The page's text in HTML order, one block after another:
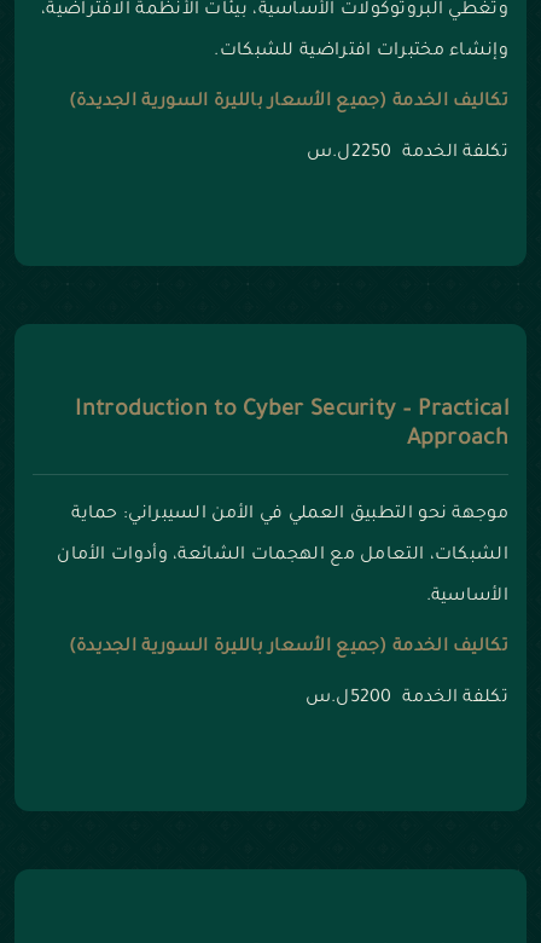
وتغطي البروتوكولات الأساسية، بيئات الأنظمة الافتراضية،
وإنشاء مختبرات افتراضية للشبكات.
تكاليف الخدمة (جميع الأسعار بالليرة السورية الجديدة)
تكلفة الخدمة 2250ل.س
Introduction to Cyber Security – Practical
Approach
موجهة نحو التطبيق العملي في الأمن السيبراني: حماية
الشبكات، التعامل مع الهجمات الشائعة، وأدوات الأمان
الأساسية.
تكاليف الخدمة (جميع الأسعار بالليرة السورية الجديدة)
تكلفة الخدمة 5200ل.س